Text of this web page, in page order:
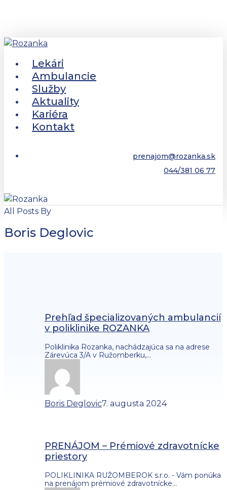
content
Lekári
Ambulancie
Služby
Aktuality
Kariéra
Kontakt
prenajom@rozanka.sk
044/381 06 77
All Posts By
Boris Deglovic
Prehľad špecializovaných ambulancií
v poliklinike ROZANKA
Poliklinika Rozanka, nachádzajúca sa na adrese
Zárevúca 3/A v Ružomberku,…
Boris Deglovic7. augusta 2024
PRENÁJOM – Prémiové zdravotnícke
priestory
POLIKLINIKA RUŽOMBEROK s.r.o. - Vám ponúka
na prenájom prémiové zdravotnícke…